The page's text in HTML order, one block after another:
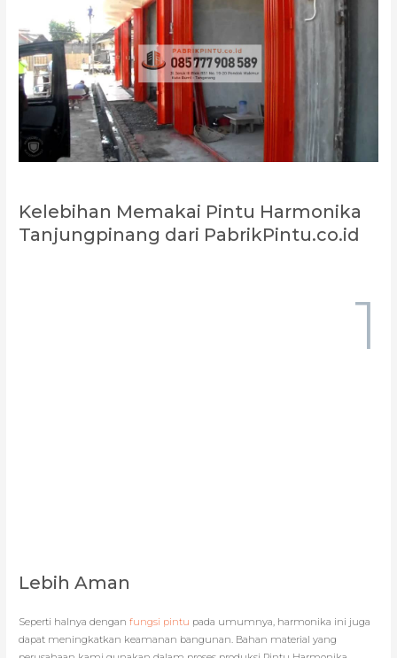
Kelebihan Memakai Pintu Harmonika
Tanjungpinang dari PabrikPintu.co.id
1
Lebih Aman
Seperti halnya denganfungsi pintu pada umumnya, harmonika ini juga
dapat meningkatkan keamanan bangunan. Bahan material yang